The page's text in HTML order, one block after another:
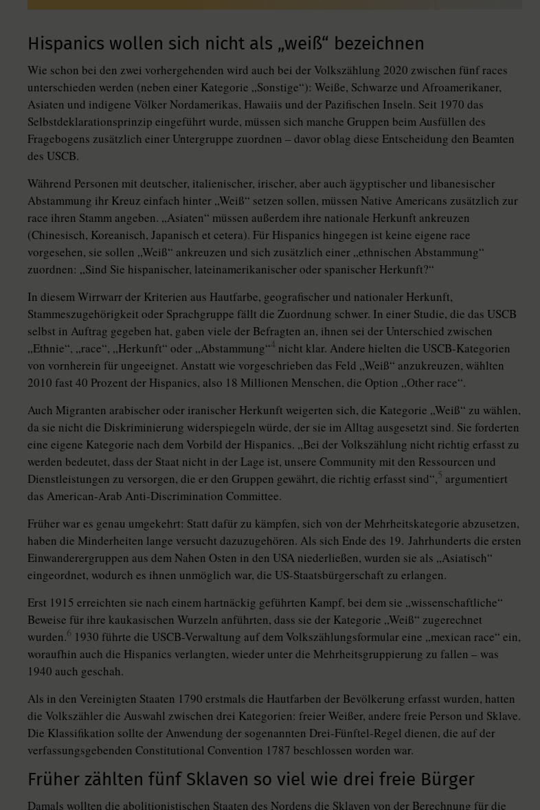
Hispanics wollen sich nicht als „weiß“ bezeichnen
Wie schon bei den zwei vorhergehenden wird auch bei der Volkszählung 2020 zwischen fünf races
unterschieden werden (neben einer Kategorie „Sonstige“): Weiße, Schwarze und Afro­amerikaner,
Asiaten und indigene Völker Nordamerikas, Hawaiis und der Pazifischen Inseln. Seit 1970 das
Selbstdeklarationsprinzip eingeführt wurde, müssen sich manche Gruppen beim Ausfüllen des
Fragebogens zusätzlich einer Untergruppe zuordnen – davor oblag diese Entscheidung den Beamten
des USCB.
Während Personen mit deutscher, italienischer, irischer, aber auch ägyptischer und libanesischer
Abstammung ihr Kreuz einfach hinter „Weiß“ setzen sollen, müssen Native Americans zusätzlich zur
race ihren Stamm angeben. „Asiaten“ müssen außerdem ihre nationale Herkunft ankreuzen
(Chinesisch, Koreanisch, Japanisch et cetera). Für Hispanics hingegen ist keine eigene race
vorgesehen, sie sollen „Weiß“ ankreuzen und sich zusätzlich einer „ethnischen Abstammung“
zuordnen: „Sind Sie hispanischer, lateinamerikanischer oder spanischer Herkunft?“
In diesem Wirrwarr der Kriterien aus Hautfarbe, geografischer und nationaler Herkunft,
Stammeszugehörigkeit oder Sprachgruppe fällt die Zuordnung schwer. In einer Studie, die das USCB
selbst in Auftrag gegeben hat, gaben viele der Befragten an, ihnen sei der Unterschied zwischen
„Ethnie“, „race­“, „Herkunft“ oder „Abstammung“4 nicht klar. Andere hielten die USCB-Kategorien
von vornherein für ungeeignet. Anstatt wie vorgeschrieben das Feld „Weiß“ anzukreuzen, wählten
2010 fast 40 Prozent der Hispanics, also­ 18 Millionen Menschen, die Option „Other race“.
Auch Migranten arabischer oder iranischer Herkunft weigerten sich, die Kategorie „Weiß“ zu wählen,
da sie nicht die Diskriminierung widerspiegeln würde, der sie im Alltag ausgesetzt sind. Sie forderten
eine eigene Kategorie nach dem Vorbild der Hispanics. „Bei der Volkszählung nicht richtig erfasst zu
werden bedeutet, dass der Staat nicht in der Lage ist, unsere Community mit den Ressourcen und
Dienstleistungen zu versorgen, die er den Gruppen gewährt, die richtig erfasst sind“,5 argumentiert
das American-Arab Anti-Discrimination Committee.
Früher war es genau umgekehrt: Statt dafür zu kämpfen, sich von der Mehrheitskategorie abzusetzen,
haben die Minderheiten lange versucht dazuzugehören. Als sich Ende des 19. Jahrhunderts die ersten
Einwanderergruppen aus dem Nahen Osten in den USA niederließen, wurden sie als „Asiatisch“
eingeordnet, wodurch es ihnen unmöglich war, die US-Staatsbürgerschaft zu erlangen.
Erst 1915 erreichten sie nach einem hartnäckig geführten Kampf, bei dem sie „wissenschaftliche“
Beweise für ihre kaukasischen Wurzeln anführten, dass sie der Kategorie „Weiß“ zugerechnet
wurden.6 1930 führte die USCB-Verwaltung auf dem Volkszählungsformular eine „mexican race“ ein,
woraufhin auch die Hispanics verlangten, wieder unter die Mehrheitsgruppierung zu fallen – was
1940 auch geschah.
Als in den Vereinigten Staaten 1790 erstmals die Hautfarben der Bevölkerung erfasst wurden, hatten
die Volkszähler die Auswahl zwischen drei Kategorien: freier Weißer, andere freie Person und Sklave.
Die Klassifikation sollte der Anwendung der sogenannten Drei-Fünftel-Regel dienen, die auf der
verfassungsgebenden Constitutional Convention 1787 beschlossen worden war.
Früher zählten fünf Sklaven so viel wie drei freie Bürger
Damals wollten die abolitionistischen Staaten des Nordens die Sklaven von der Berechnung für die